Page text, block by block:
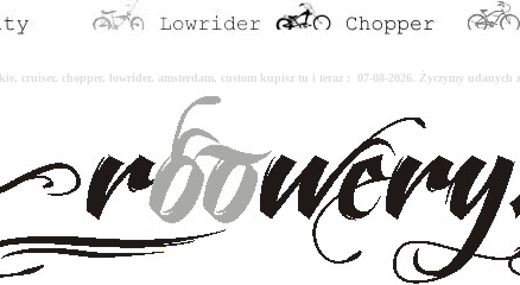
cruiser, chopper, lowrider, amsterdam, custom kupisz tu i teraz : 07-08-2026. Życzymy udanych